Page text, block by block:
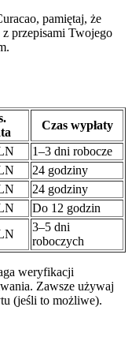
pamiętaj, że
przepisami Twojego
Czas wypłaty
1–3 dni robocze
24 godziny
24 godziny
Do 12 godzin
3–5 dni
roboczych
weryfikacji
Zawsze używaj
(jeśli to możliwe).